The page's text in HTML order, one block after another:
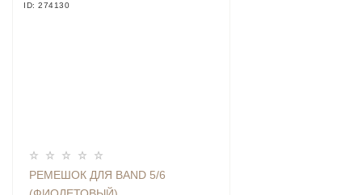
ID: 274130
РЕМЕШОК ДЛЯ BAND 5/6